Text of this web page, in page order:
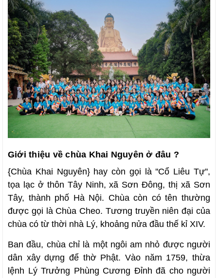
Giới thiệu về chùa Khai Nguyên ở đâu ?
{Chùa Khai Nguyên} hay còn gọi là ''Cổ Liêu Tự'',
tọa lạc ở thôn Tây Ninh, xã Sơn Đông, thị xã Sơn
Tây, thành phố Hà Nội. Chùa còn có tên thường
được gọi là Chùa Cheo. Tương truyền niên đại của
chùa có từ thời nhà Lý, khoảng nửa đầu thế kỉ XIV.
Ban đầu, chùa chỉ là một ngôi am nhỏ được người
dân xây dựng để thờ Phật. Vào năm 1759, thừa
lệnh Lý Trưởng Phùng Cương Đỉnh đã cho người